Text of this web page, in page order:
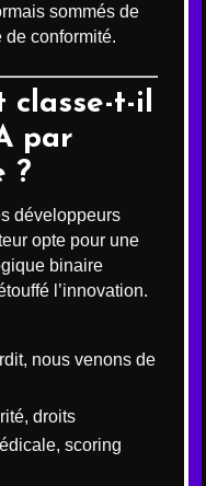
sommés de
de conformité.
classe-t-il
par
?
développeurs
opte pour une
binaire
l’innovation.
nous venons de
droits
scoring